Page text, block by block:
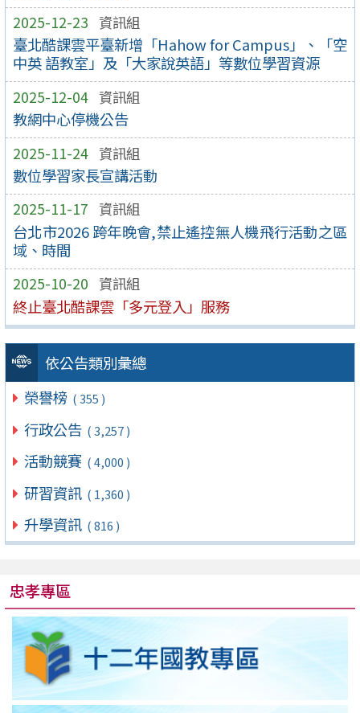
2025-12-23 資訊組
臺北酷課雲平臺新增「Hahow for Campus」、「空
中英 語教室」及「大家說英語」等數位學習資源
2025-12-04 資訊組
教網中心停機公告
2025-11-24 資訊組
數位學習家長宣講活動
2025-11-17 資訊組
台北市2026 跨年晚會,禁止遙控無人機飛行活動之區
域、時間
2025-10-20 資訊組
終止臺北酷課雲「多元登入」服務
依公告類別彙總
榮譽榜 ( 355 )
行政公告 ( 3,257 )
活動競賽 ( 4,000 )
研習資訊 ( 1,360 )
升學資訊 ( 816 )
忠孝專區